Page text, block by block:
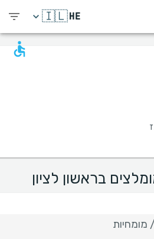
HE
🇮🇱
בראשון לציון
מומחיות